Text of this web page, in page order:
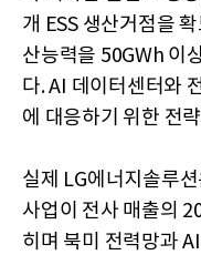
개 ESS 생산거점을
산능력을 50GWh 이
다. AI 데이터센터와
에 대응하기 위한 전
실제 LG에너지솔루
사업이 전사 매출의
히며 북미 전력망과